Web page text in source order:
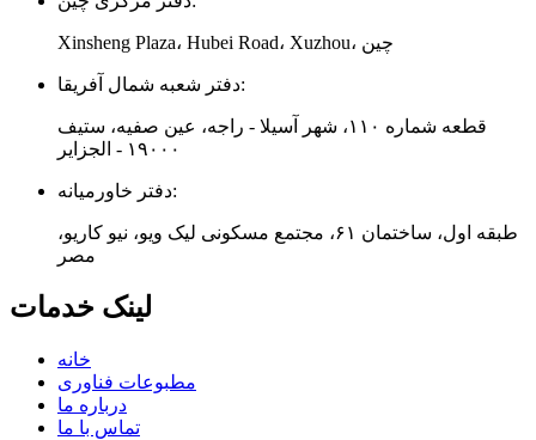
Xinsheng Plaza، Hubei Road، Xuzhou، چین
دفتر شعبه شمال آفریقا:
قطعه شماره ۱۱۰، شهر آسیلا - راجه، عین صفیه، ستیف
۱۹۰۰۰ - الجزایر
دفتر خاورمیانه:
طبقه اول، ساختمان ۶۱، مجتمع مسکونی لیک ویو، نیو کاریو،
مصر
لینک خدمات
خانه
مطبوعات فناوری
درباره ما
تماس با ما